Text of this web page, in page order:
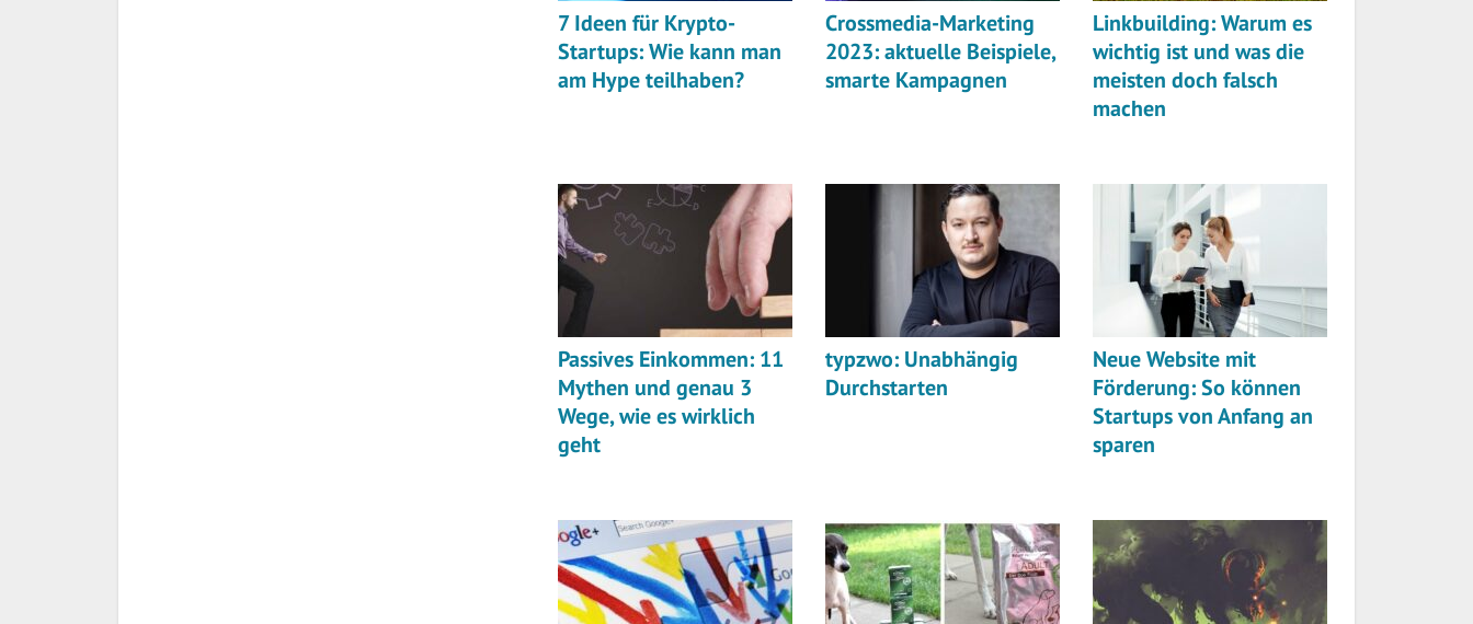
7 Ideen für Krypto-
Startups: Wie kann man
am Hype teilhaben?
Crossmedia-Marketing
2023: aktuelle Beispiele,
smarte Kampagnen
Linkbuilding: Warum es
wichtig ist und was die
meisten doch falsch
machen
Passives Einkommen: 11
Mythen und genau 3
Wege, wie es wirklich
geht
typzwo: Unabhängig
Durchstarten
Neue Website mit
Förderung: So können
Startups von Anfang an
sparen